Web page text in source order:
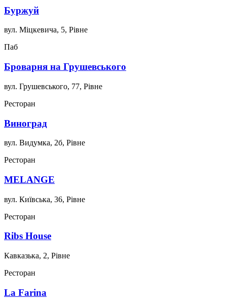
Буржуй
вул. Міцкевича, 5, Рівне
Паб
Броварня на Грушевського
вул. Грушевського, 77, Рівне
Ресторан
Виноград
вул. Видумка, 2б, Рівне
Ресторан
MELANGE
вул. Київська, 36, Рівне
Ресторан
Ribs House
Кавказька, 2, Рівне
Ресторан
La Farina